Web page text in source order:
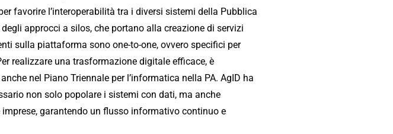
favorire l’interoperabilità tra i diversi sistemi della Pubblica
approcci a silos, che portano alla creazione di servizi
sulla piattaforma sono one-to-one, ovvero specifici per
realizzare una trasformazione digitale efficace, è
nel Piano Triennale per l’informatica nella PA. AgID ha
non solo popolare i sistemi con dati, ma anche
garantendo un flusso informativo continuo e